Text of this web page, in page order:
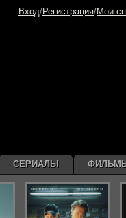
СЕРИАЛЫ
Вход/Регистрация/Мои